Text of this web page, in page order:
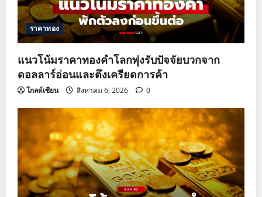
ราคาทอง
แนวโน้มราคาทองคำโลกพุ่งรับปัจจัยบวกจาก
ดอลลาร์อ่อนและตึงเครียดการค้า
โกลด์เซียน สิงหาคม 6, 2026 0